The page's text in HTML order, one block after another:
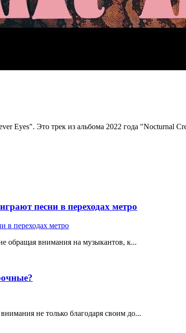
Eyes". Это трек из альбома 2022 года "Nocturnal
песни в переходах метро
обращая внимания на музыкантов, к...
не только благодаря своим до...